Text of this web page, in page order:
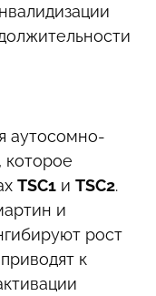
аутосомно-
TSC1 и TSC2.
и
рост
к